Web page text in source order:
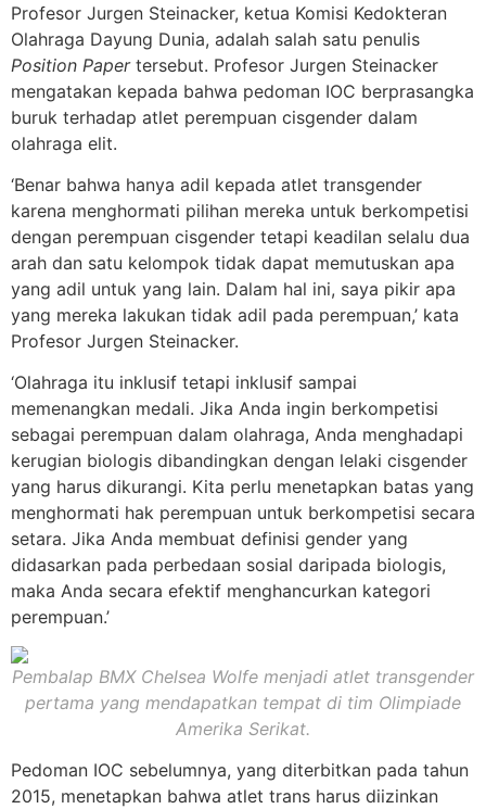
Profesor Jurgen Steinacker, ketua Komisi Kedokteran
Olahraga Dayung Dunia, adalah salah satu penulis
Position Paper tersebut. Profesor Jurgen Steinacker
mengatakan kepada bahwa pedoman IOC berprasangka
buruk terhadap atlet perempuan cisgender dalam
olahraga elit.
‘Benar bahwa hanya adil kepada atlet transgender
karena menghormati pilihan mereka untuk berkompetisi
dengan perempuan cisgender tetapi keadilan selalu dua
arah dan satu kelompok tidak dapat memutuskan apa
yang adil untuk yang lain. Dalam hal ini, saya pikir apa
yang mereka lakukan tidak adil pada perempuan,’ kata
Profesor Jurgen Steinacker.
‘Olahraga itu inklusif tetapi inklusif sampai
memenangkan medali. Jika Anda ingin berkompetisi
sebagai perempuan dalam olahraga, Anda menghadapi
kerugian biologis dibandingkan dengan lelaki cisgender
yang harus dikurangi. Kita perlu menetapkan batas yang
menghormati hak perempuan untuk berkompetisi secara
setara. Jika Anda membuat definisi gender yang
didasarkan pada perbedaan sosial daripada biologis,
maka Anda secara efektif menghancurkan kategori
perempuan.’
Pembalap BMX Chelsea Wolfe menjadi atlet transgender
pertama yang mendapatkan tempat di tim Olimpiade
Amerika Serikat.
Pedoman IOC sebelumnya, yang diterbitkan pada tahun
2015, menetapkan bahwa atlet trans harus diizinkan